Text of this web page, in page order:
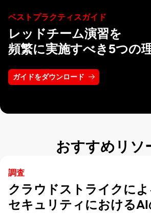
ベストプラクティスガイド
レッドチーム演習を
頻繁に実施すべき5つの
ガイドをダウンロード
おすすめリソ
調査
クラウドストライクに
セキュリティにおける